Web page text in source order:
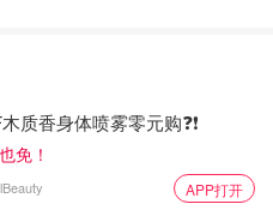
时，原本的关键证据早已遭
人医院，在那里开具了死亡
之后，遗体被送往巴厘岛殡仪
质香身体喷雾零元购❓❗
免！
APP打开